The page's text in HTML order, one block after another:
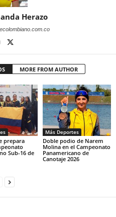
Herazo
MORE FROM AUTHOR
prepara
Sub-16 de
Más Deportes
Doble podio de Narem
Molina en el Campeonato
Panamericano de
Canotaje 2026